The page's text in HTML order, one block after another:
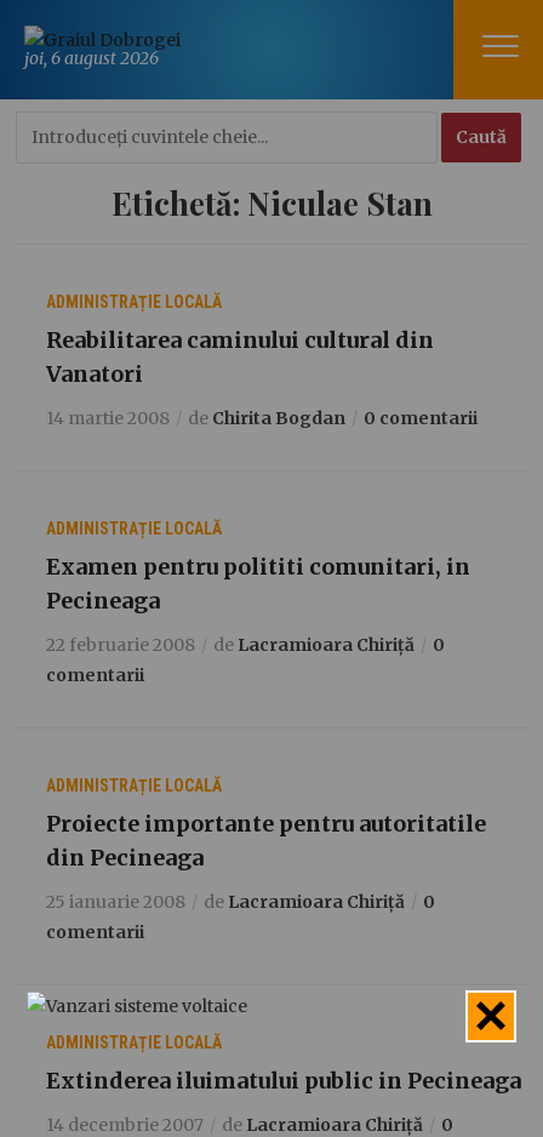
joi, 6 august 2026
Etichetă: Niculae Stan
ADMINISTRAȚIE LOCALĂ
Reabilitarea caminului cultural din
Vanatori
14 martie 2008 de Chirita Bogdan 0 comentarii
ADMINISTRAȚIE LOCALĂ
Examen pentru polititi comunitari, in
Pecineaga
22 februarie 2008 de Lacramioara Chiriță
0
comentarii
ADMINISTRAȚIE LOCALĂ
Proiecte importante pentru autoritatile
din Pecineaga
25 ianuarie 2008 de Lacramioara Chiriță
0
comentarii
ADMINISTRAȚIE LOCALĂ
Extinderea iluimatului public in Pecineaga
14 decembrie 2007 de Lacramioara Chiriță
0